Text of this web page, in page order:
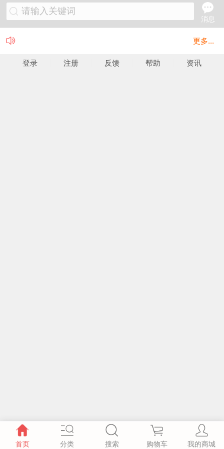
请输入关键词
消息
更多...
登录 注册 反馈 帮助 资讯
首页 分类 搜索 购物车 我的商城